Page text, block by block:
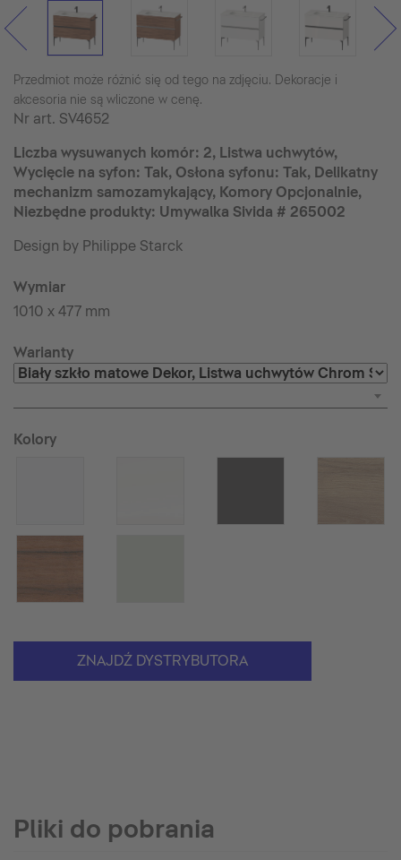
Przedmiot może różnić się od tego na zdjęciu. Dekoracje i
akcesoria nie są wliczone w cenę.
Nr art. SV4652
Liczba wysuwanych komór: 2, Listwa uchwytów,
Wycięcie na syfon: Tak, Osłona syfonu: Tak, Delikatny
mechanizm samozamykający, Komory Opcjonalnie,
Niezbędne produkty: Umywalka Sivida # 265002
Design by Philippe Starck
Wymiar
1010 x 477 mm
Warianty
Kolory
ZNAJDŹ DYSTRYBUTORA
Pliki do pobrania